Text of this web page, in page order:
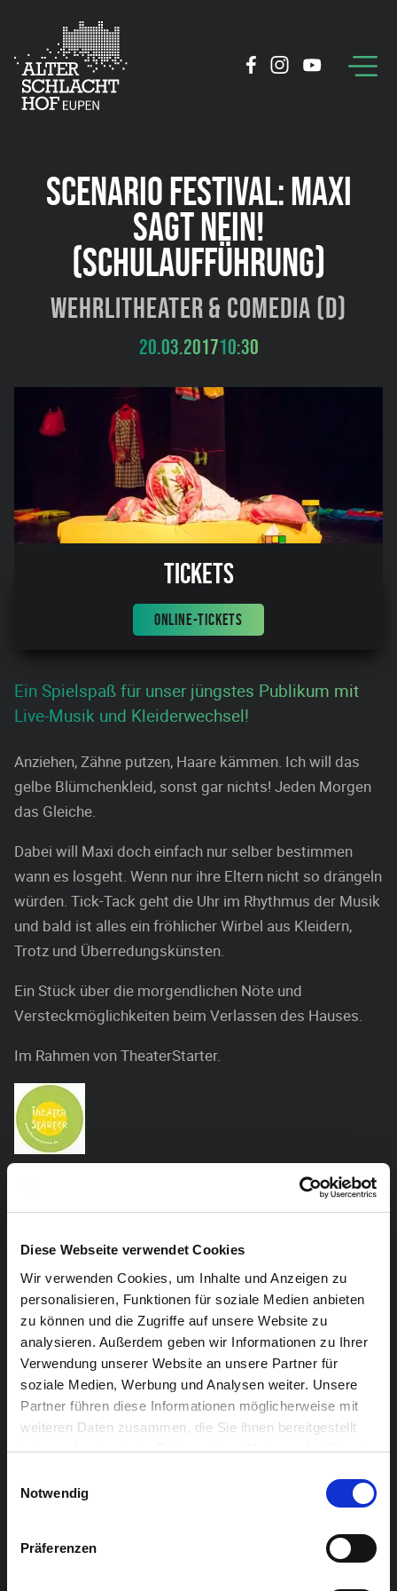
Diese Webseite verwendet Cookies
Wir verwenden Cookies, um Inhalte und Anzeigen zu
personalisieren, Funktionen für soziale Medien anbieten
zu können und die Zugriffe auf unsere Website zu
analysieren. Außerdem geben wir Informationen zu Ihrer
Verwendung unserer Website an unsere Partner für
soziale Medien, Werbung und Analysen weiter. Unsere
Partner führen diese Informationen möglicherweise mit
weiteren Daten zusammen, die Sie ihnen bereitgestellt
haben oder die sie im Rahmen Ihrer Nutzung der Dienste
Notwendig
Präferenzen
SCENARIO FESTIVAL: MAXI
SAGT NEIN!
(SCHULAUFFÜHRUNG)
wehrlitheater & Comedia (D)
20.03.201710:30
Tickets
ONLINE-TICKETS
Ein Spielspaß für unser jüngstes Publikum mit
Live-Musik und Kleiderwechsel!
Anziehen, Zähne putzen, Haare kämmen. Ich will das
gelbe Blümchenkleid, sonst gar nichts! Jeden Morgen
das Gleiche.
Dabei will Maxi doch einfach nur selber bestimmen
wann es losgeht. Wenn nur ihre Eltern nicht so drängeln
würden. Tick-Tack geht die Uhr im Rhythmus der Musik
und bald ist alles ein fröhlicher Wirbel aus Kleidern,
Trotz und Überredungskünsten.
Ein Stück über die morgendlichen Nöte und
Versteckmöglichkeiten beim Verlassen des Hauses.
Im Rahmen von TheaterStarter.
Rahmenprogramm: The Respect Machine – Die
Maschine für Respekt!
Ein Projekt des 4. Jahres, Zentrum der
Förderpädagogik (ZFP).
In vier halben Tagen und einer Projektwoche haben die
Anerkennung“ und „Respekt im Netz“
auseinandergesetzt, einen Zigarettenautomaten
umgestaltet und die Päckchen produziert, die man für
50 Cent ziehen kann.